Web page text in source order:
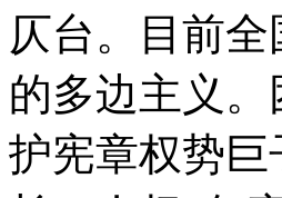
仄台。目前
的多边主义
护宪章权势